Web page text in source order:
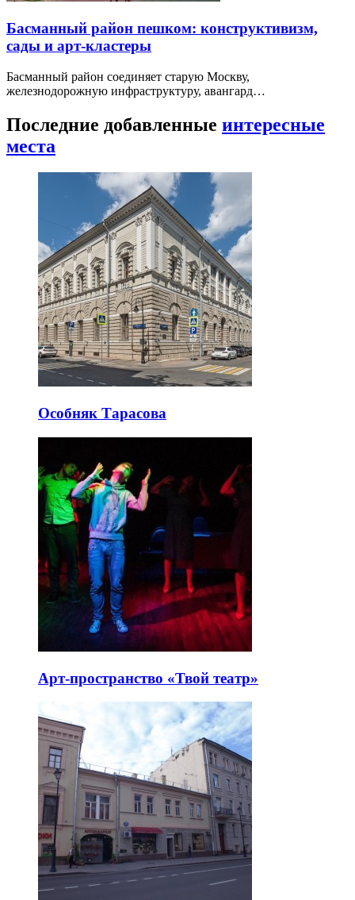
Басманный район пешком: конструктивизм,
сады и арт-кластеры
Басманный район соединяет старую Москву,
железнодорожную инфраструктуру, авангард…
Последние добавленные интересные
места
Особняк Тарасова
Арт-пространство «Твой театр»